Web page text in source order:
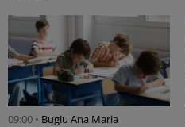
09:00 • Bugiu ⁠Ana Maria